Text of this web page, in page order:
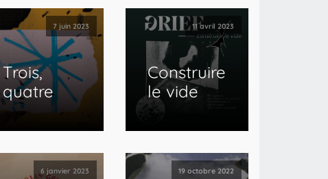
7 juin 2023
Trois,
quatre
11 avril 2023
Construire
le vide
6 janvier 2023 19 octobre 2022